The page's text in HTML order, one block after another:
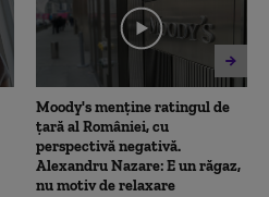
Moody's menține ratingul de
țară al României, cu
perspectivă negativă.
Alexandru Nazare: E un răgaz,
nu motiv de relaxare